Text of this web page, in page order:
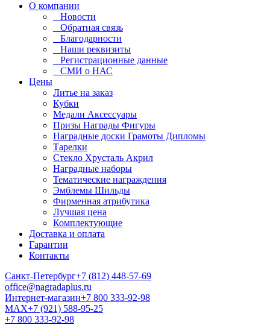
О компании
Новости
Обратная связь
Благодарности
Наши реквизиты
Регистрационные данные
СМИ о НАС
Цены
Литье на заказ
Кубки
Медали Аксессуары
Призы Награды Фигуры
Наградные доски Грамоты Дипломы
Тарелки
Стекло Хрусталь Акрил
Наградные наборы
Тематические награждения
Эмблемы Шильды
Фирменная атрибутика
Лучшая цена
Комплектующие
Доставка и оплата
Гарантии
Контакты
Санкт-Петербург+7 (812) 448-57-69
office@nagradaplus.ru
Интернет-магазин+7 800 333-92-98
MAX+7 (921) 588-95-25
+7 800 333-92-98